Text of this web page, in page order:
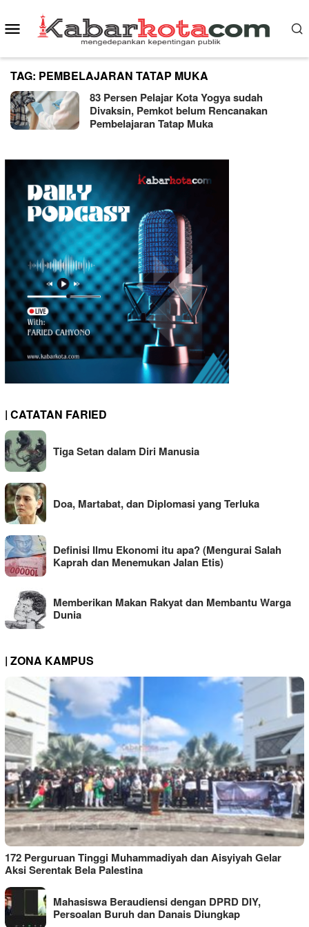
to
Mobile
TAG: PEMBELAJARAN TATAP MUKA
83 Persen Pelajar Kota Yogya sudah
Divaksin, Pemkot belum Rencanakan
Pembelajaran Tatap Muka
| CATATAN FARIED
Tiga Setan dalam Diri Manusia
Doa, Martabat, dan Diplomasi yang Terluka
Definisi Ilmu Ekonomi itu apa? (Mengurai Salah
Kaprah dan Menemukan Jalan Etis)
Memberikan Makan Rakyat dan Membantu Warga
Dunia
| ZONA KAMPUS
172 Perguruan Tinggi Muhammadiyah dan Aisyiyah Gelar
Aksi Serentak Bela Palestina
Mahasiswa Beraudiensi dengan DPRD DIY,
Persoalan Buruh dan Danais Diungkap